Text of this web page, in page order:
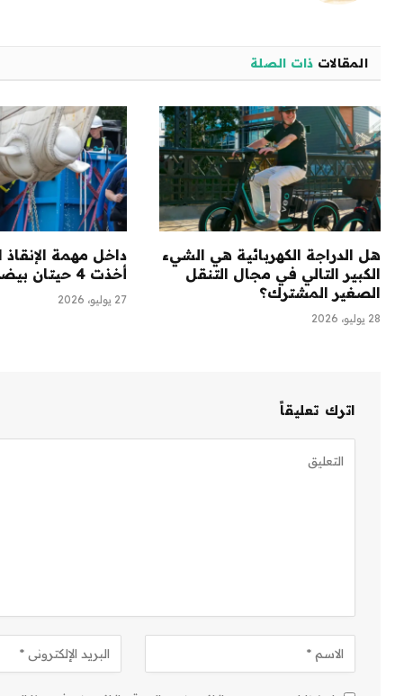
المقالات ذات الصلة
هل الدراجة الكهربائية هي الشيء
الكبير التالي في مجال التنقل
الصغير المشترك؟
28 يوليو، 2026
داخل مهمة الإنقاذ
أخذت 4 حيتان بيضاء إلى شيكاغو
27 يوليو، 2026
اترك تعليقاً